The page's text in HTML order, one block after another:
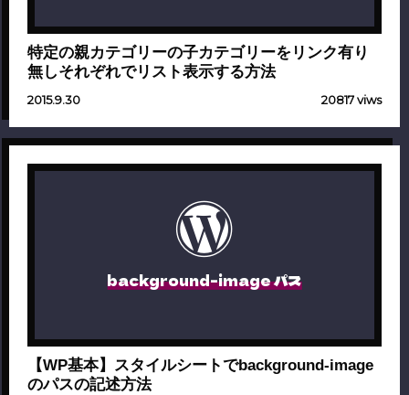
特定の親カテゴリーの子カテゴリーをリンク有り
無しそれぞれでリスト表示する方法
2015.9.30 20817 viws
background-image パス
【WP基本】スタイルシートでbackground-image
のパスの記述方法